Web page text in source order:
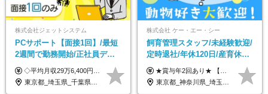
株式会社ジェットシステム
PCサポート【面接1回】/最短
2週間で勤務開始/正社員デビ
ュー歓迎/未経験9割以上/社員
寮・住宅手当あり
◇平均月収29万6,400円(各種手当含む) ◇住宅手当⇒最大家賃の半額支給 ◇賞与年2回支給 ■月給22万5,000円以上＋地域手当＋時間外手当＋住宅手当＋家族手当 ※経験やスキルに応じて給与を決定します ※試用期間2ヶ月あり（期間内は時給1,060円以上となります） └地域により上がる可能性があり／例：東京都時給1,370円 └その他待遇に差異なし ＜モデル月収例＞ 1年目：296,400円 3年目：320,000円 【固定残業代について】 なし（残業代は、実際の労働時間に応じて別途全額支給）
東京都_埼玉県_千葉県_愛知県_北海道_群馬県_長野県_富山県_石川県_静岡県_香川県_高知県_熊本県_長崎県_沖縄県
株式会社 ケー・エー・シー
飼育管理スタッフ/未経験歓迎/
定時退社/年休120日/産育休実
績あり/連休取得OK/賞与年2
回/急募求人
★賞与年2回あり★ 【未経験の方】月給20万7,750円～＋賞与年2回＋残業代全額支給＋交通費支給 【生物系大卒の方】月給21万3,750円～＋賞与年2回＋残業代全額支給＋交通費支給 ★手当が充実★ ・資格手当（実験動物技術者2級：月3,000円、1級：月7,000円） ・家族手当 ・住宅費用補助（転居を伴う転勤の場合：最大5年間支給） ・残業代全額支給 ※入社5年目程度で賞与4.6ヶ月分の支給実績あり ※月給の金額は、能力やスキルを考慮して決定します ※試用期間6ヶ月あり（雇用形態・給与・待遇に差異なし）
東京都_神奈川県_埼玉県_大阪府_愛知県_茨城県_三重県_京都府_佐賀県